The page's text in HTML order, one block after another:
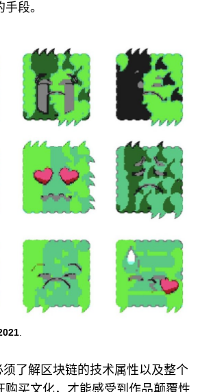
段。
.
了解区块链的技术属性以及整个
购买文化，才能感受到作品颠覆性